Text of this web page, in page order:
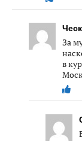
За
в